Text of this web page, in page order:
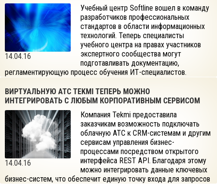
14.04.16
Учебный центр Softline вошел в команду
разработчиков профессиональных
стандартов в области информационных
технологий. Теперь специалисты
учебного центра на правах участников
экспертного сообщества могут
подготавливать документацию,
регламентирующую процесс обучения ИТ-специалистов.
ВИРТУАЛЬНУЮ АТС TEKMI ТЕПЕРЬ МОЖНО
ИНТЕГРИРОВАТЬ С ЛЮБЫМ КОРПОРАТИВНЫМ СЕРВИСОМ
14.04.16
Компания Tekmi предоставила
заказчикам возможность подключать
облачную АТС к CRM-системам и другим
сервисам управления бизнес-
процессами посредством открытого
интерфейса REST API. Благодаря этому
можно интегрировать данные ключевых
бизнес-систем, что обеспечит единую точку входа для запросов